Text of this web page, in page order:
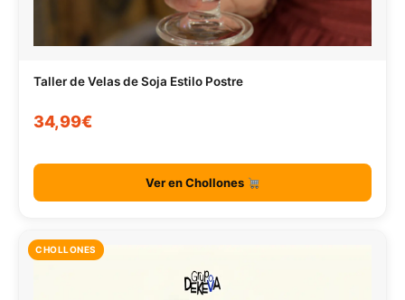
Taller de Velas de Soja Estilo Postre
34,99€
Ver en Chollones
CHOLLONES